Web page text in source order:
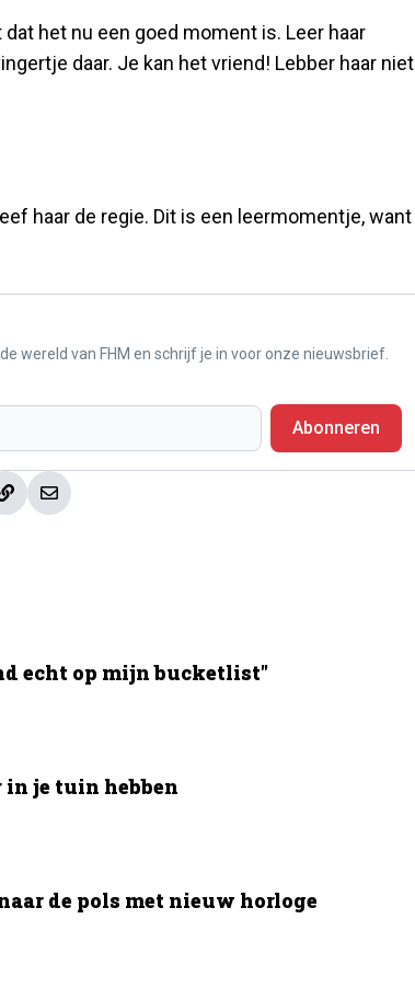
het nu een goed moment is. Leer haar
daar. Je kan het vriend! Lebber haar niet
haar de regie. Dit is een leermomentje, want
wereld van FHM en schrijf je in voor onze nieuwsbrief.
Abonneren
echt op mijn bucketlist"
in je tuin hebben
de pols met nieuw horloge